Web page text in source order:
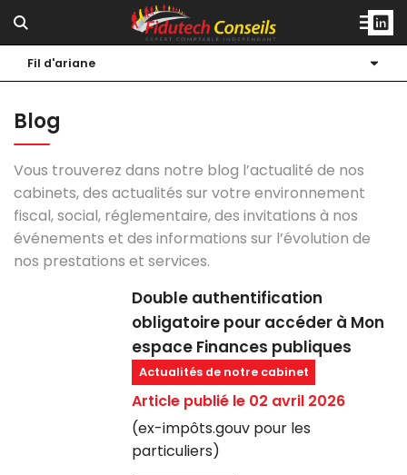
Notre cabinet
Bureaux
Équipes
Notre réseau
Recrutement
Ils parlent de nous
Nos compétences
Actualités
Actualité générale
Actualités sectorielles
Échéanciers
Contact
Espace client
Fil d'ariane
Blog
Vous trouverez dans notre blog l’actualité de nos
cabinets, des actualités sur votre environnement
fiscal, social, réglementaire, des invitations à nos
événements et des informations sur l’évolution de
nos prestations et services.
Double authentification
obligatoire pour accéder à Mon
espace Finances publiques
Actualités de notre cabinet
Article publié le 02 avril 2026
(ex-impôts.gouv pour les
particuliers)